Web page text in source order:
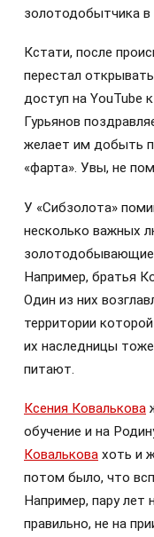
золотодобытчика в
Кстати, после
перестал
доступ на YouTube
Гурьянов
желает им добыть
«фарта». Увы, не
У «Сибзолота»
несколько важных
золотодобывающие
Например, братья
Один из них
территории
их наследницы
питают.
Ксения Ковалькова
обучение и на
Ковалькова хоть и
потом было, что
Например, пару лет
правильно, не на